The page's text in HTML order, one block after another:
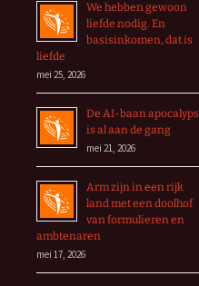
We hebben gewoon
liefde nodig. En
basisinkomen, dat is
liefde
mei 25, 2026
De AI-baan apocalyps
is al aan de gang
mei 21, 2026
Arm zijn in een rijk
land met een doolhof
van formulieren en
ambtenaren
mei 17, 2026